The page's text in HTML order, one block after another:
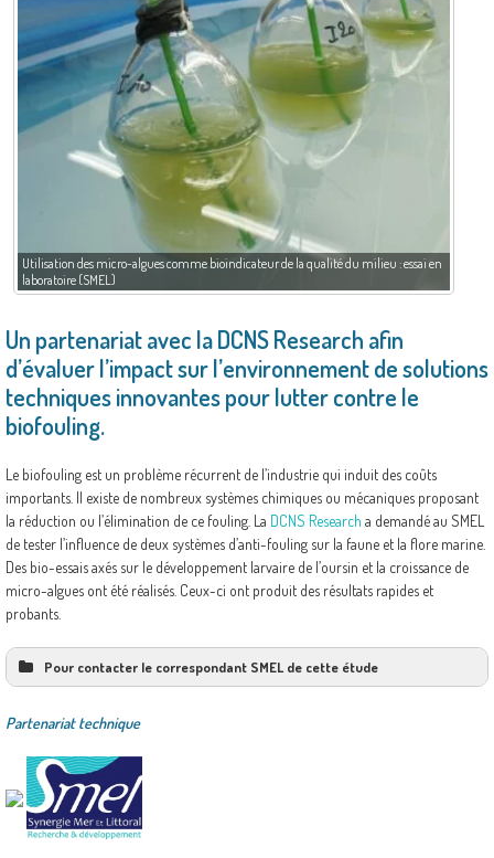
Utilisation des micro-algues comme bioindicateur de la qualité du milieu : essai en
laboratoire (SMEL)
Un partenariat avec la DCNS Research afin
d’évaluer l’impact sur l’environnement de solutions
techniques innovantes pour lutter contre le
biofouling.
Le biofouling est un problème récurrent de l’industrie qui induit des coûts
importants. Il existe de nombreux systèmes chimiques ou mécaniques proposant
la réduction ou l’élimination de ce fouling. La DCNS Research a demandé au SMEL
de tester l’influence de deux systèmes d’anti-fouling sur la faune et la flore marine.
Des bio-essais axés sur le développement larvaire de l’oursin et la croissance de
micro-algues ont été réalisés. Ceux-ci ont produit des résultats rapides et
probants.
Pour contacter le correspondant SMEL de cette étude
Partenariat technique